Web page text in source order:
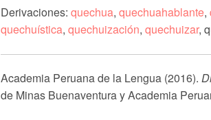
Derivaciones: quechua, quechuahablante,
quechuística, quechuización, quechuizar,
Academia Peruana de la Lengua (2016).
de Minas Buenaventura y Academia